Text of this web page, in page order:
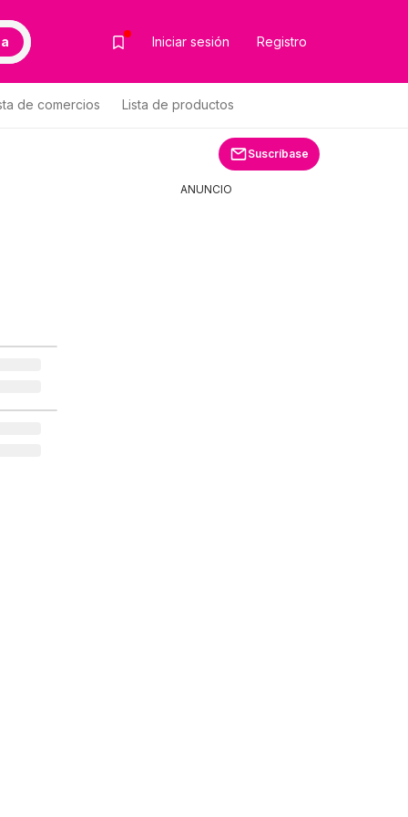
Iniciar sesión Registro
de comercios Lista de productos
Suscríbase
ANUNCIO